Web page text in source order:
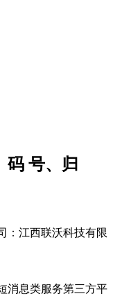
码 号、归
：江西联沃科技有限
消息类服务第三方平